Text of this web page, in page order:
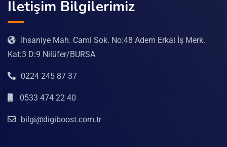
İletişim Bilgilerimiz
İhsaniye Mah. Cami Sok. No:48 Adem Erkal İş Merk.
Kat:3 D:9 Nilüfer/BURSA
0224 245 87 37
0533 474 22 40
bilgi@digiboost.com.tr